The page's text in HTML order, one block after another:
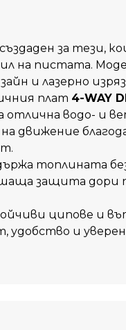
за тези,
на пистата.
и лазерно
плат 4-WAY
отлична водо- и
движение
топлината
защита дори
ципове и
удобство и